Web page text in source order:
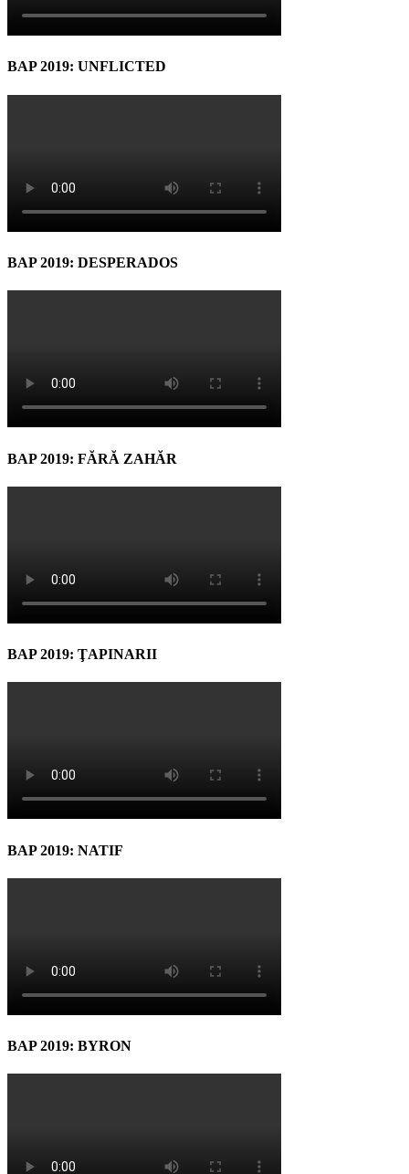
BAP 2019: UNFLICTED
BAP 2019: DESPERADOS
BAP 2019: FĂRĂ ZAHĂR
BAP 2019: ŢAPINARII
BAP 2019: NATIF
BAP 2019: BYRON